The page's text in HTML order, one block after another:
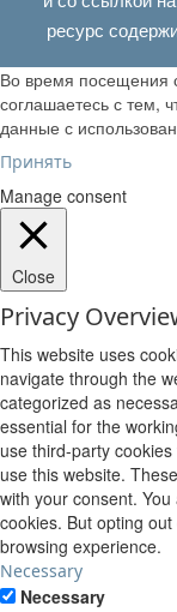
ресурс
Во время посещения
соглашаетесь с тем,
данные с
Принять
Manage consent
Close
Privacy
This website uses
navigate through the
categorized as
essential for the
use third-party
use this website.
with your consent.
cookies. But opting
browsing experience.
Necessary
Necessary